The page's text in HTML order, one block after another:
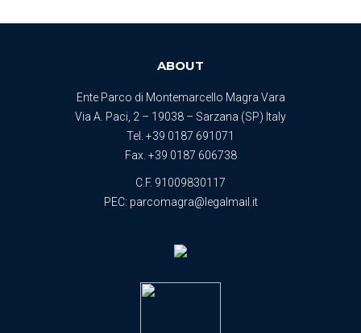
ABOUT
Ente Parco di Montemarcello Magra Vara
Via A. Paci, 2 – 19038 – Sarzana (SP) Italy
Tel. +39 0187 691071
Fax. +39 0187 606738
C.F. 91009830117
PEC: parcomagra@legalmail.it